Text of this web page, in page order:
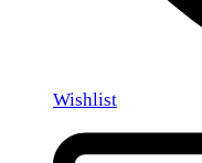
Wishlist